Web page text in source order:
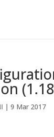
| 9 Mar 2017